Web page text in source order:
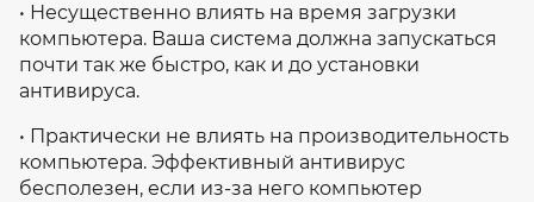
• Несущественно влиять на время загрузки
компьютера. Ваша система должна запускаться
почти так же быстро, как и до установки
антивируса.
• Практически не влиять на производительность
компьютера. Эффективный антивирус
бесполезен, если из-за него компьютер